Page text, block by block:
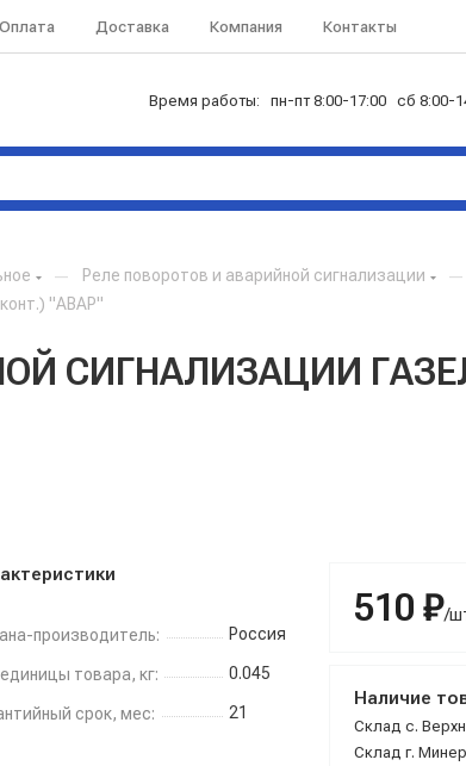
Оплата Доставка Компания Контакты
Время работы: пн-пт 8:00-17:00 сб 8:00-
— Реле поворотов и аварийной сигнализации —
"АВАР"
СИГНАЛИЗАЦИИ
производитель: Россия
товара, кг: 0.045
срок, мес: 21
510 ₽/
Наличие
Склад с.
Склад г.